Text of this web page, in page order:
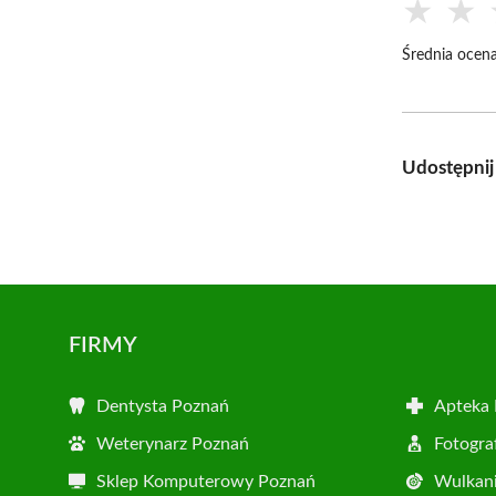
★ ★
Średnia
Udostępnij
FIRMY
Dentysta Poznań Apteka
Weterynarz Poznań
Sklep Komputerowy Poznań